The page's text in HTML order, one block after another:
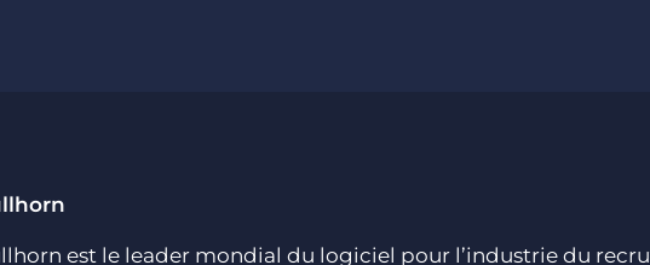
est le leader mondial du logiciel pour l’industrie du